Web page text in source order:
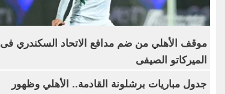
موقف الأهلي من ضم مدافع الاتحاد السكندري فى
الميركاتو الصيفى
جدول مباريات برشلونة القادمة.. الأهلي وظهور